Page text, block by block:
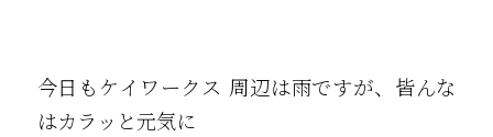
今日もケイワークス 周辺は雨ですが、皆んな
はカラッと元気に